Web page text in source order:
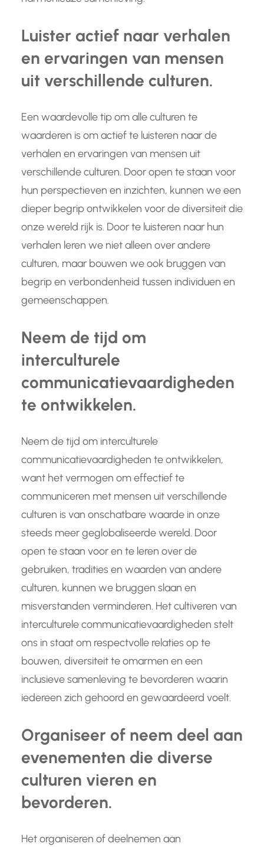
Luister actief naar verhalen
en ervaringen van mensen
uit verschillende culturen.
Een waardevolle tip om alle culturen te
waarderen is om actief te luisteren naar de
verhalen en ervaringen van mensen uit
verschillende culturen. Door open te staan voor
hun perspectieven en inzichten, kunnen we een
dieper begrip ontwikkelen voor de diversiteit die
onze wereld rijk is. Door te luisteren naar hun
verhalen leren we niet alleen over andere
culturen, maar bouwen we ook bruggen van
begrip en verbondenheid tussen individuen en
gemeenschappen.
Neem de tijd om
interculturele
communicatievaardigheden
te ontwikkelen.
Neem de tijd om interculturele
communicatievaardigheden te ontwikkelen,
want het vermogen om effectief te
communiceren met mensen uit verschillende
culturen is van onschatbare waarde in onze
steeds meer geglobaliseerde wereld. Door
open te staan voor en te leren over de
gebruiken, tradities en waarden van andere
culturen, kunnen we bruggen slaan en
misverstanden verminderen. Het cultiveren van
interculturele communicatievaardigheden stelt
ons in staat om respectvolle relaties op te
bouwen, diversiteit te omarmen en een
inclusieve samenleving te bevorderen waarin
iedereen zich gehoord en gewaardeerd voelt.
Organiseer of neem deel aan
evenementen die diverse
culturen vieren en
bevorderen.
Het organiseren of deelnemen aan